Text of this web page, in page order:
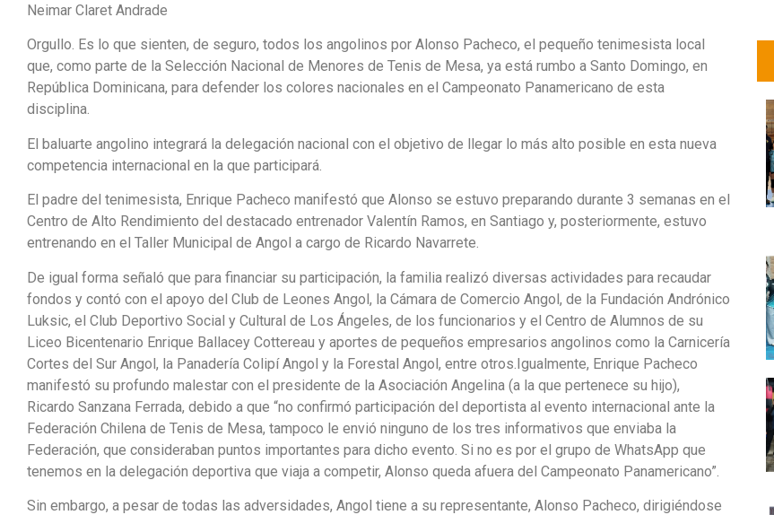
Neimar Claret Andrade
Orgullo. Es lo que sienten, de seguro, todos los angolinos por Alonso Pacheco, el pequeño tenimesista local
que, como parte de la Selección Nacional de Menores de Tenis de Mesa, ya está rumbo a Santo Domingo, en
República Dominicana, para defender los colores nacionales en el Campeonato Panamericano de esta
disciplina.
El baluarte angolino integrará la delegación nacional con el objetivo de llegar lo más alto posible en esta nueva
competencia internacional en la que participará.
El padre del tenimesista, Enrique Pacheco manifestó que Alonso se estuvo preparando durante 3 semanas en el
Centro de Alto Rendimiento del destacado entrenador Valentín Ramos, en Santiago y, posteriormente, estuvo
entrenando en el Taller Municipal de Angol a cargo de Ricardo Navarrete.
De igual forma señaló que para financiar su participación, la familia realizó diversas actividades para recaudar
fondos y contó con el apoyo del Club de Leones Angol, la Cámara de Comercio Angol, de la Fundación Andrónico
Luksic, el Club Deportivo Social y Cultural de Los Ángeles, de los funcionarios y el Centro de Alumnos de su
Liceo Bicentenario Enrique Ballacey Cottereau y aportes de pequeños empresarios angolinos como la Carnicería
Cortes del Sur Angol, la Panadería Colipí Angol y la Forestal Angol, entre otros.Igualmente, Enrique Pacheco
manifestó su profundo malestar con el presidente de la Asociación Angelina (a la que pertenece su hijo),
Ricardo Sanzana Ferrada, debido a que “no confirmó participación del deportista al evento internacional ante la
Federación Chilena de Tenis de Mesa, tampoco le envió ninguno de los tres informativos que enviaba la
Federación, que consideraban puntos importantes para dicho evento. Si no es por el grupo de WhatsApp que
tenemos en la delegación deportiva que viaja a competir, Alonso queda afuera del Campeonato Panamericano”.
Sin embargo, a pesar de todas las adversidades, Angol tiene a su representante, Alonso Pacheco, dirigiéndose